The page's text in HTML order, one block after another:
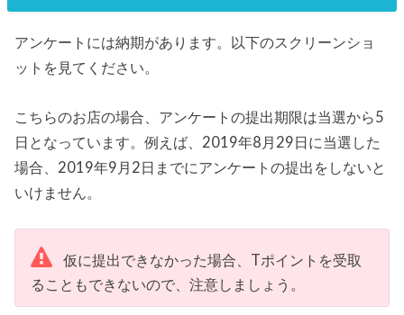
アンケートには納期があります。以下のスクリーンショ
ットを見てください。
こちらのお店の場合、アンケートの提出期限は当選から5
日となっています。例えば、2019年8月29日に当選した
場合、2019年9月2日までにアンケートの提出をしないと
いけません。
仮に提出できなかった場合、Tポイントを受取
ることもできないので、注意しましょう。